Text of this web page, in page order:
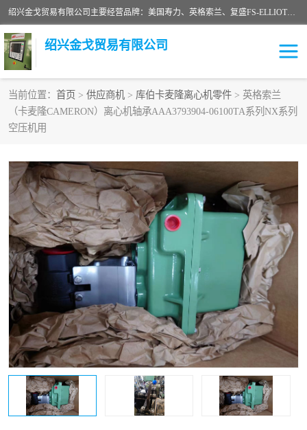
绍兴金戈贸易有限公司主要经营品牌：美国寿力、英格索兰、复盛FS-ELLIOTT，库伯COOPER、阿特拉斯等品牌空压机及配件销售；承接全厂空气压缩机管理、维护保养；节能改造；气体干燥机销售、维护、维修、保养。销售各种品牌空压机空气滤芯、油滤芯、油气分离器；精密过滤器滤芯；除油雾滤芯；抽真空滤芯，消音器，疏水器。劳务承接：全厂空压机维修保养工程，安装工程；移机或汰换工程；节能改造工程等。
绍兴金戈贸易有限公司
当前位置： 首页 > 供应商机 > 库伯卡麦隆离心机零件 > 英格索兰
（卡麦隆CAMERON）离心机轴承AAA3793904-06100TA系列NX系列
空压机用
二手空压机 空压机专用油
中车鼓风机 闽台富源特种陶瓷
美国寿力空压机零部件 英格索兰离心机空滤芯
英格索兰COOPER离心机
配件
库伯卡麦隆离心机零件
微电脑控制器 离心式压缩机高速转子组
复盛离心机零件 中冷耐高温气侧密封胶垫
空气过滤器 阿特拉斯
冷却器 复盛FS-elliott离心机零件